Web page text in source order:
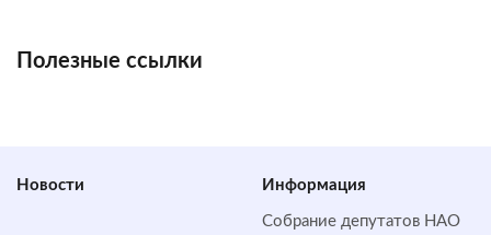
Полезные ссылки
Новости Информация
Собрание депутатов НАО